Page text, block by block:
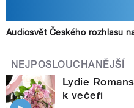
Audiosvět Českého rozhlasu
NEJPOSLOUCHANĚJŠÍ
Lydie
k večeři